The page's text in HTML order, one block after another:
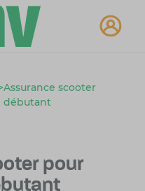
Assurance scooter
débutant
pour